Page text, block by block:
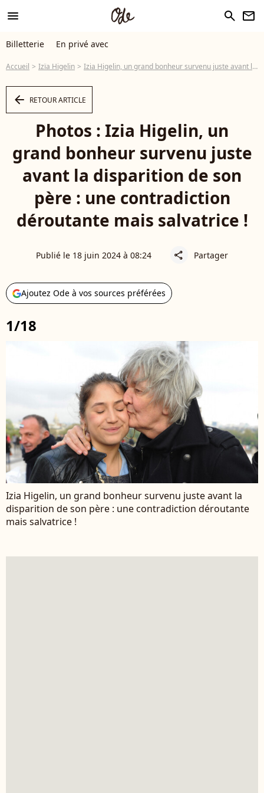
menu search newsletter
Billetterie En privé avec
Accueil Izïa Higelin Izia Higelin, un grand bonheur survenu juste avant la disparition de son père : une contradiction déroutante mais salvatrice !
arrow_left RETOUR ARTICLE
Photos : Izia Higelin, un
grand bonheur survenu juste
avant la disparition de son
père : une contradiction
déroutante mais salvatrice !
Publié le 18 juin 2024 à 08:24 share Partager
Ajoutez Ode à vos sources préférées
1/18
Izia Higelin, un grand bonheur survenu juste avant la
disparition de son père : une contradiction déroutante
mais salvatrice !